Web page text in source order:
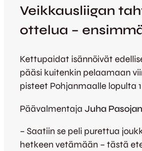
Veikkausliigan
ottelua –
Kettupaidat isännöivät
pääsi kuitenkin pelaamaan
pisteet Pohjanmaalle lopulta
Päävalmentaja Juha Pasojan
– Saatiin se peli purettua
hetkeen vetämään – tästä